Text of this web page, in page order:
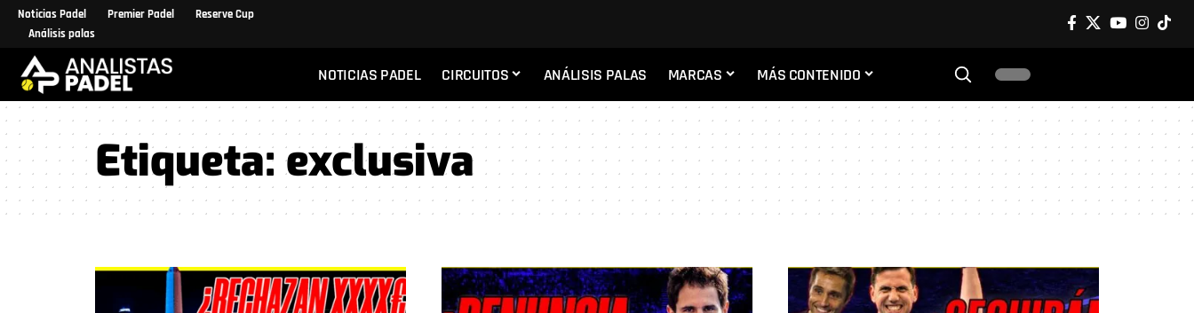
Noticias Padel Premier Padel
Reserve Cup
Análisis palas
NOTICIAS PADEL CIRCUITOS ANÁLISIS PALAS MARCAS MÁS CONTENIDO
Etiqueta:exclusiva